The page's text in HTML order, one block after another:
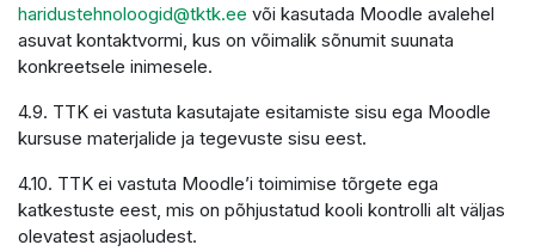
haridustehnoloogid@tktk.ee või kasutada Moodle avalehel
asuvat kontaktvormi, kus on võimalik sõnumit suunata
konkreetsele inimesele.
4.9. TTK ei vastuta kasutajate esitamiste sisu ega Moodle
kursuse materjalide ja tegevuste sisu eest.
4.10. TTK ei vastuta Moodle’i toimimise tõrgete ega
katkestuste eest, mis on põhjustatud kooli kontrolli alt väljas
olevatest asjaoludest.